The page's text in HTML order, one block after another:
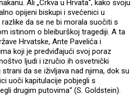
Ali „Crkva u Hrvata“, kako svoju
opijeni biskupi i svećenici u
da se ne bi morala suočiti s
istinom o bleiburškoj tragediji. A ta
Hrvatske, Ante Pavelića i
koji je predviđajući svoj poraz
ljudi i izručio ih osvetnički
da se iživljava nad njima, dok su
uoči kapitulacije pobjegli s
drugim putovima“ (S. Goldstein).